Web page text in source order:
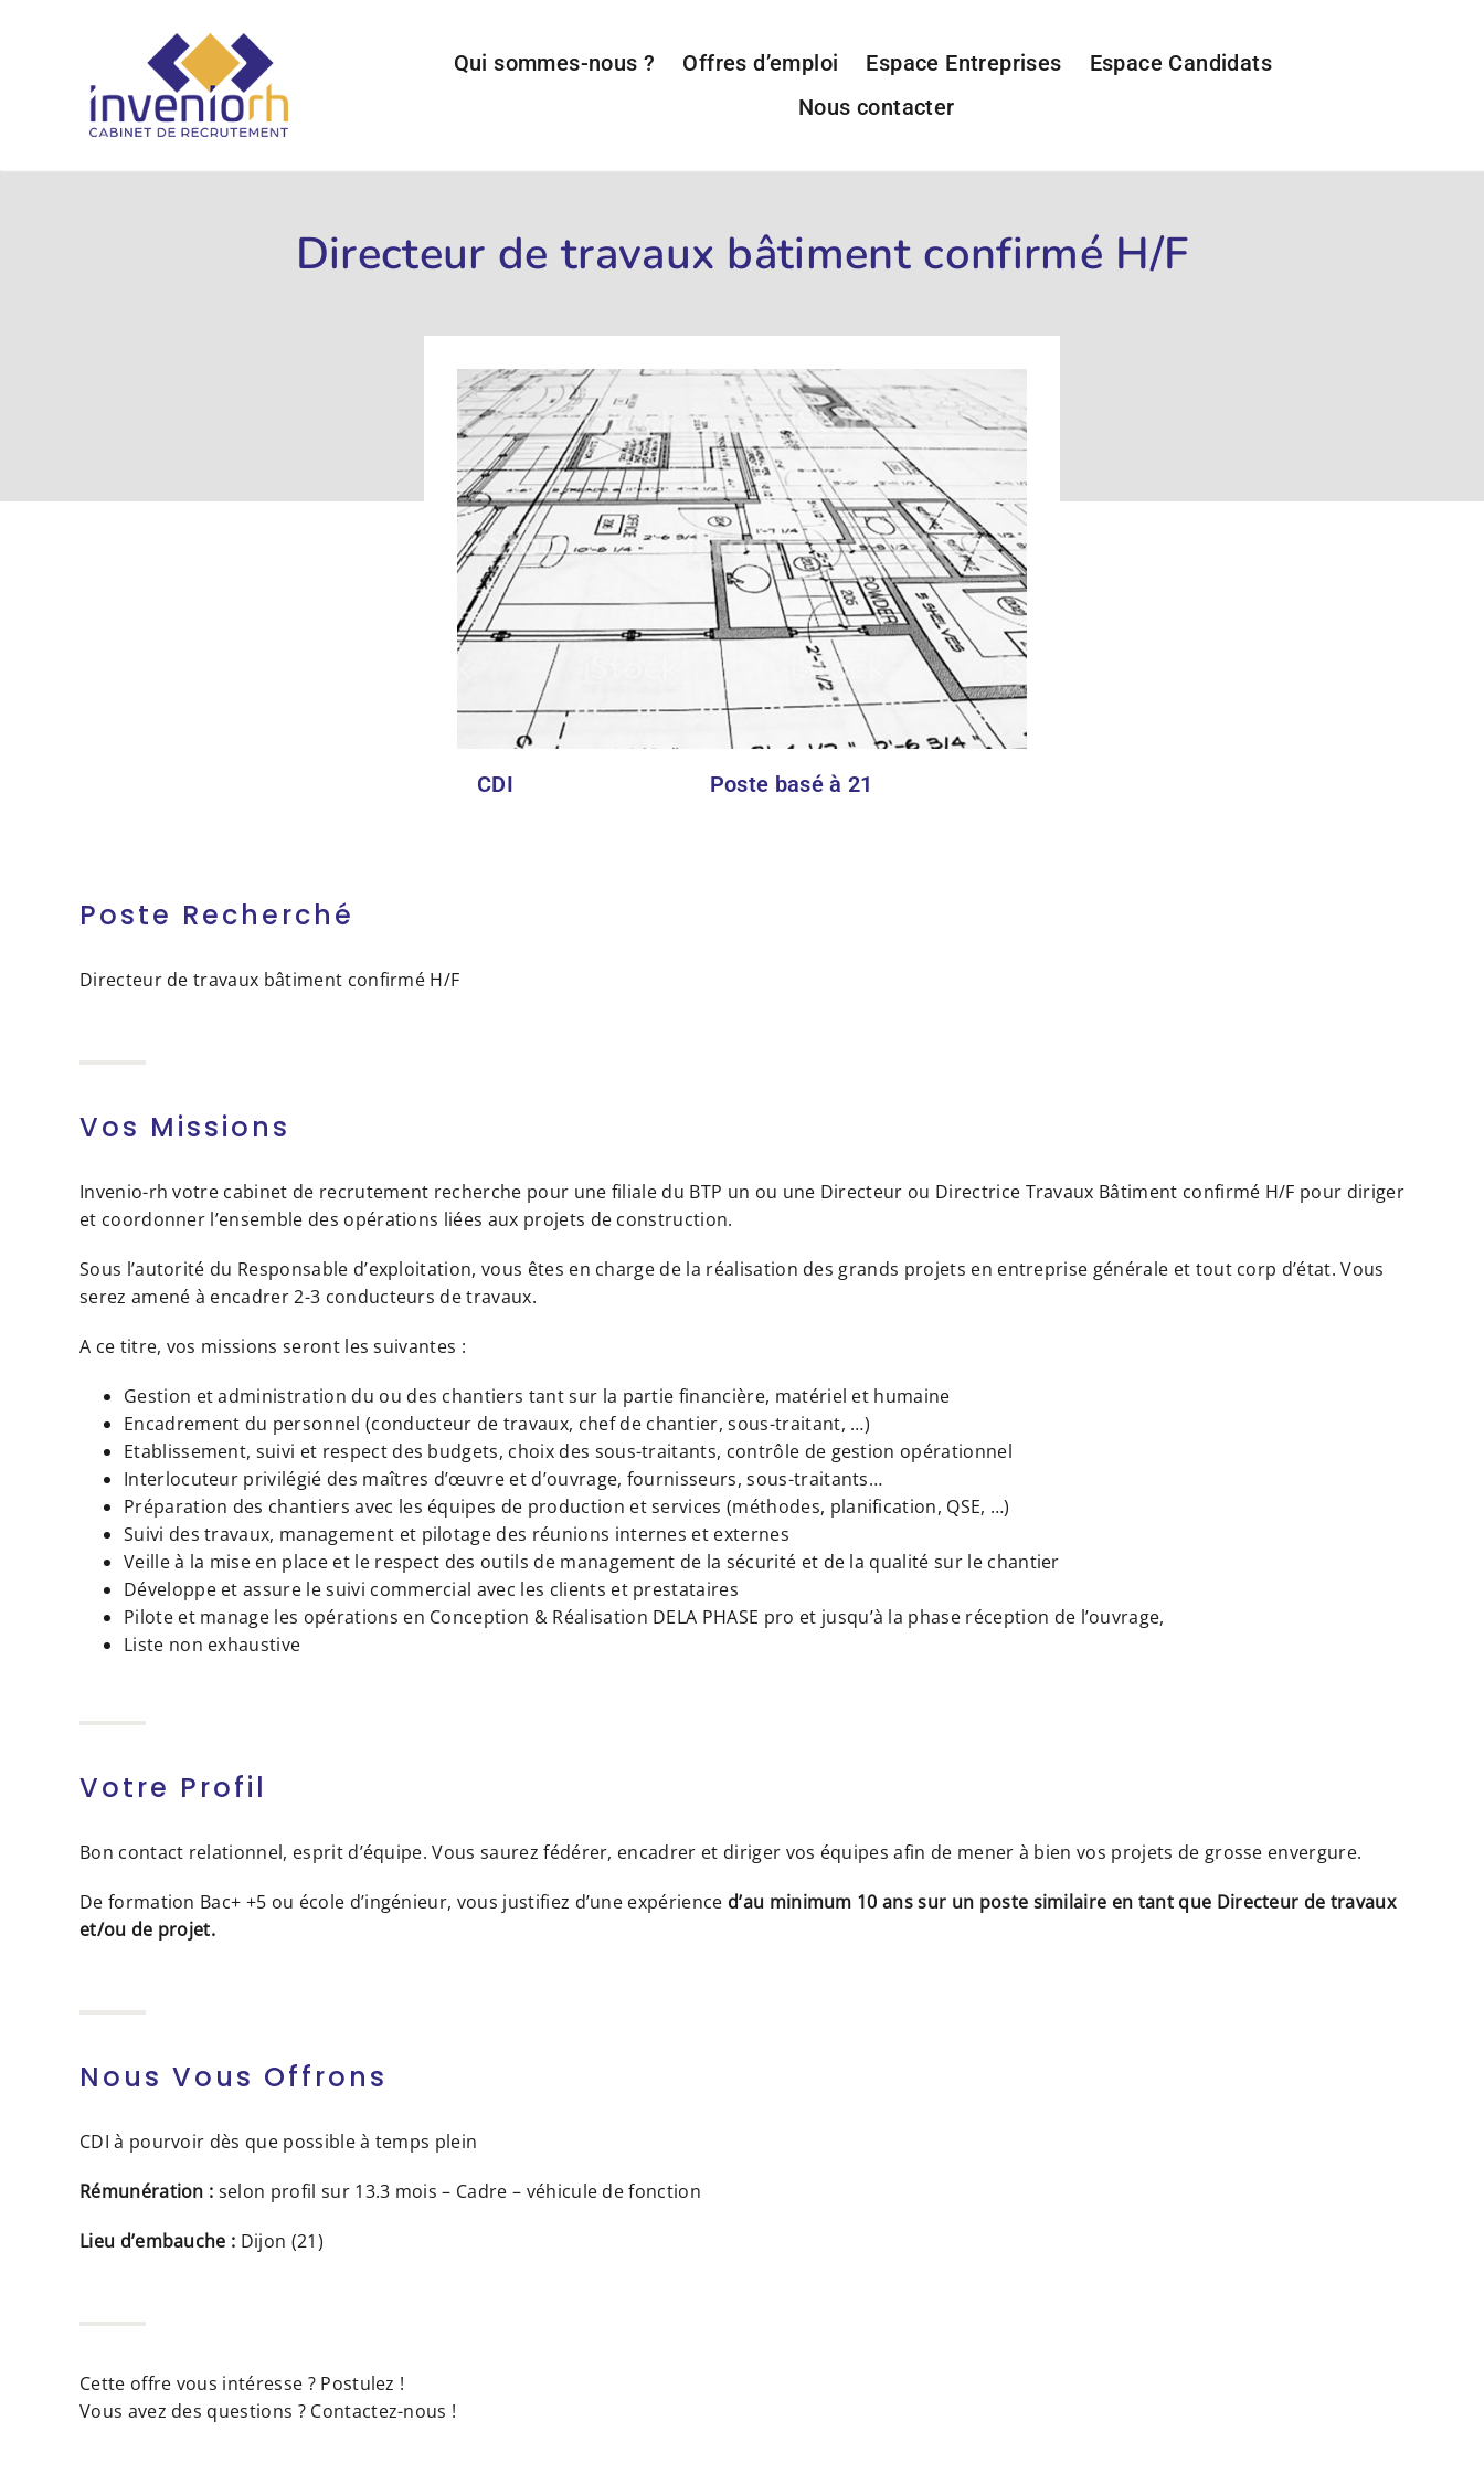
Qui sommes-nous ? Offres d’emploi Espace Entreprises
Espace Candidats
Nous contacter
Directeur de travaux bâtiment confirmé H/F
CDI Poste basé à 21
Poste Recherché
Directeur de travaux bâtiment confirmé H/F
Vos Missions
Invenio-rh votre cabinet de recrutement recherche pour une filiale du BTP un ou une Directeur ou Directrice Travaux Bâtiment confirmé H/F pour diriger
et coordonner l’ensemble des opérations liées aux projets de construction.
Sous l’autorité du Responsable d’exploitation, vous êtes en charge de la réalisation des grands projets en entreprise générale et tout corp d’état. Vous
serez amené à encadrer 2-3 conducteurs de travaux.
A ce titre, vos missions seront les suivantes :
Gestion et administration du ou des chantiers tant sur la partie financière, matériel et humaine
Encadrement du personnel (conducteur de travaux, chef de chantier, sous-traitant, …)
Etablissement, suivi et respect des budgets, choix des sous-traitants, contrôle de gestion opérationnel
Interlocuteur privilégié des maîtres d’œuvre et d’ouvrage, fournisseurs, sous-traitants…
Préparation des chantiers avec les équipes de production et services (méthodes, planification, QSE, …)
Suivi des travaux, management et pilotage des réunions internes et externes
Veille à la mise en place et le respect des outils de management de la sécurité et de la qualité sur le chantier
Développe et assure le suivi commercial avec les clients et prestataires
Pilote et manage les opérations en Conception & Réalisation DELA PHASE pro et jusqu’à la phase réception de l’ouvrage,
Liste non exhaustive
Votre Profil
Bon contact relationnel, esprit d’équipe. Vous saurez fédérer, encadrer et diriger vos équipes afin de mener à bien vos projets de grosse envergure.
De formation Bac+ +5 ou école d’ingénieur, vous justifiez d’une expérience d’au minimum 10 ans sur un poste similaire en tant que Directeur de travaux
et/ou de projet.
Nous Vous Offrons
CDI à pourvoir dès que possible à temps plein
Rémunération : selon profil sur 13.3 mois – Cadre – véhicule de fonction
Lieu d’embauche : Dijon (21)
Cette offre vous intéresse ? Postulez !
Vous avez des questions ? Contactez-nous !